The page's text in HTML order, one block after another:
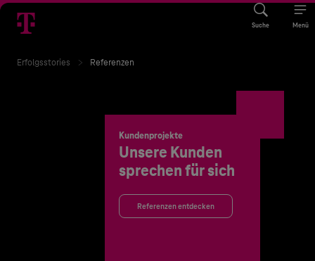
Suche Menü
Erfolgsstories Referenzen
Kundenprojekte
Unsere Kunden
sprechen für sich
Referenzen entdecken